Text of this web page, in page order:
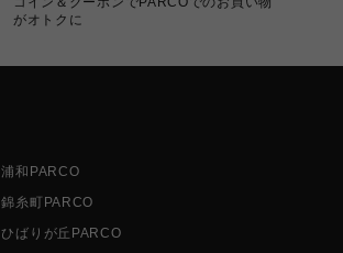
がオトクに
浦和PARCO
錦糸町PARCO
ひばりが丘PARCO